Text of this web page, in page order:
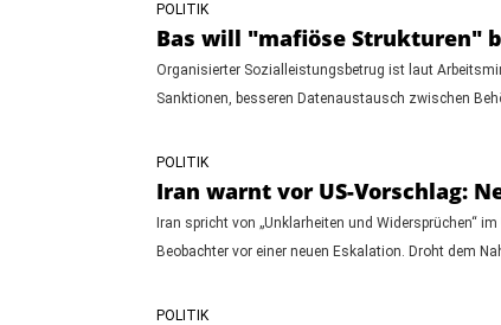
POLITIK
Bas will "mafiöse Strukturen"
Organisierter Sozialleistungsbetrug ist laut
Sanktionen, besseren Datenaustausch zwischen
POLITIK
Iran warnt vor US-Vorschlag:
Iran spricht von „Unklarheiten und Widersprüchen“
Beobachter vor einer neuen Eskalation. Droht dem
POLITIK